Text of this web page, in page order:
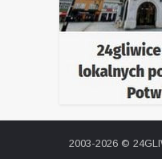
2003-2026 ©